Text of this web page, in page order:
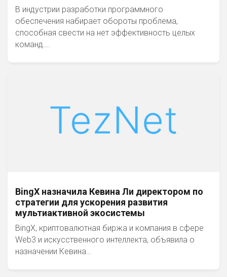
В индустрии разработки программного
обеспечения набирает обороты проблема,
способная свести на нет эффективность целых
команд….
BingX назначила Кевина Ли директором по
стратегии для ускорения развития
мультиактивной экосистемы
BingX, криптовалютная биржа и компания в сфере
Web3 и искусственного интеллекта, объявила о
назначении Кевина…